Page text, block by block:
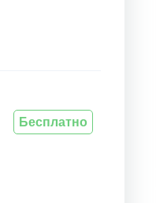
Бесплатно